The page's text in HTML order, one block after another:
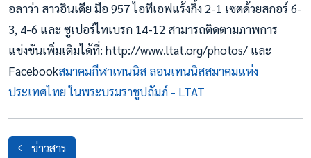
อลาว่า สาวอินเดีย มือ 957 ไอทีเอฟแร้งกิ้ง 2-1 เซตด้วยสกอร์ 6-
3, 4-6 และ ซูเปอร์ไทเบรก 14-12 สามารถติดตามภาพการ
แข่งขันเพิ่มเติมได้ที่: http://www.ltat.org/photos/ และ
Facebookสมาคมกีฬาเทนนิส ลอนเทนนิสสมาคมแห่ง
ประเทศไทย ในพระบรมราชูปถัมภ์ - LTAT
ข่าวสาร